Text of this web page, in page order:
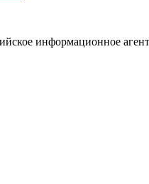
информационное